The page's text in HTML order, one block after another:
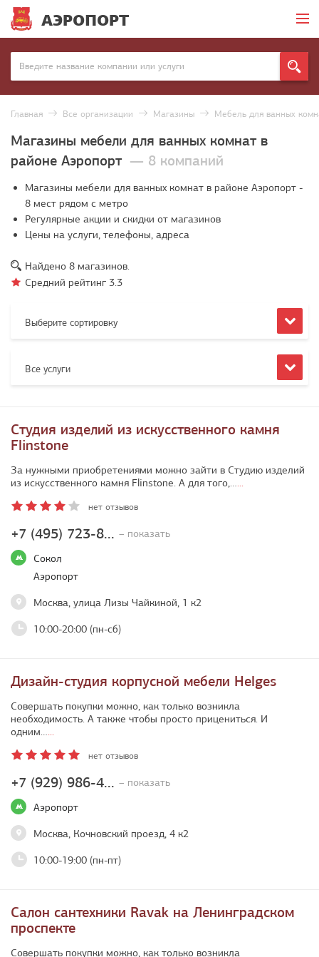
АЭРОПОРТ
Главная Все организации Магазины Мебель для ванных
Магазины мебели для ванных комнат в
районе Аэропорт — 8 компаний
Магазины мебели для ванных комнат в районе Аэропорт -
8 мест рядом с метро
Регулярные акции и скидки от магазинов
Цены на услуги, телефоны, адреса
Найдено 8 магазинов.
Средний рейтинг 3.3
Выберите сортировку
Все услуги
Студия изделий из искусственного камня
Flinstone
+7 (495) 723-8... – показать
Сокол
Аэропорт
Москва, улица Лизы Чайкиной, 1 к2
10:00-20:00 (пн-сб)
За нужными приобретениями можно зайти в Студию изделий
из искусственного камня Flinstone. А для того,…...
нет отзывов
Дизайн-студия корпусной мебели Helges
+7 (929) 986-4... – показать
Аэропорт
Москва, Кочновский проезд, 4 к2
10:00-19:00 (пн-пт)
Совершать покупки можно, как только возникла
необходимость. А также чтобы просто прицениться. И
одним…...
нет отзывов
Салон сантехники Ravak на Ленинградском
проспекте
Совершать покупки можно, как только возникла